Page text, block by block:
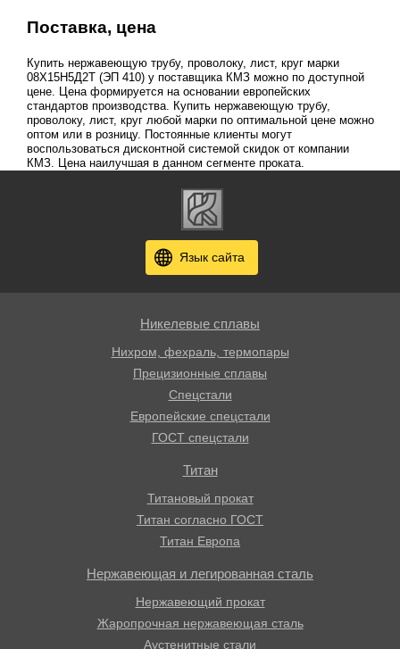
Поставка, цена
Купить нержавеющую трубу, проволоку, лист, круг марки
08Х15Н5Д2Т (ЭП 410) у поставщика КМЗ можно по доступной
цене. Цена формируется на основании европейских
стандартов производства. Купить нержавеющую трубу,
проволоку, лист, круг любой марки по оптимальной цене можно
оптом или в розницу. Постоянные клиенты могут
воспользоваться дисконтной системой скидок от компании
КМЗ. Цена наилучшая в данном сегменте проката.
Язык сайта
Никелевые сплавы
Нихром, фехраль, термопары
Прецизионные сплавы
Спецстали
Европейские спецстали
ГОСТ спецстали
Титан
Титановый прокат
Титан согласно ГОСТ
Титан Европа
Нержавеющая и легированная сталь
Нержавеющий прокат
Жаропрочная нержавеющая сталь
Аустенитные стали